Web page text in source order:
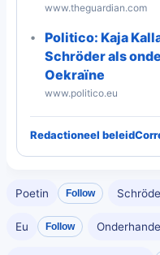
www.theguardian.com
Politico: Kaja
Schröder als
Oekraïne
www.politico.eu
Redactioneel beleid
Poetin Follow
Eu Follow